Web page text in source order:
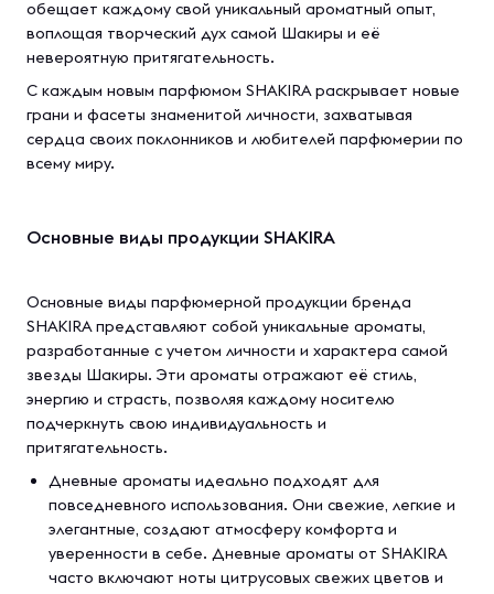
обещает каждому свой уникальный ароматный опыт,
воплощая творческий дух самой Шакиры и её
невероятную притягательность.
С каждым новым парфюмом SHAKIRA раскрывает новые
грани и фасеты знаменитой личности, захватывая
сердца своих поклонников и любителей парфюмерии по
всему миру.
Основные виды продукции SHAKIRA
Основные виды парфюмерной продукции бренда
SHAKIRA представляют собой уникальные ароматы,
разработанные с учетом личности и характера самой
звезды Шакиры. Эти ароматы отражают её стиль,
энергию и страсть, позволяя каждому носителю
подчеркнуть свою индивидуальность и
притягательность.
Дневные ароматы идеально подходят для
повседневного использования. Они свежие, легкие и
элегантные, создают атмосферу комфорта и
уверенности в себе. Дневные ароматы от SHAKIRA
часто включают ноты цитрусовых свежих цветов и